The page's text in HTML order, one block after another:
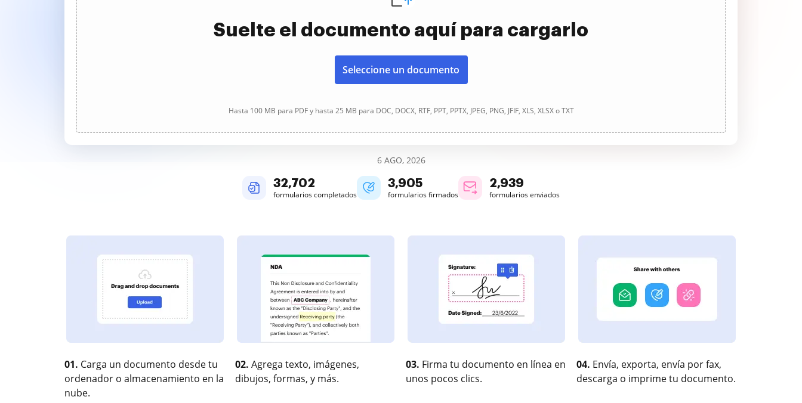
Suelte el documento aquí para cargarlo
Seleccione un documento
Hasta 100 MB para PDF y hasta 25 MB para DOC, DOCX, RTF, PPT, PPTX, JPEG, PNG, JFIF, XLS, XLSX o TXT
6 AGO, 2026
32,702
formularios completados
3,906
formularios firmados
2,939
formularios enviados
01. Carga un documento desde tu
ordenador o almacenamiento en la
nube.
02. Agrega texto, imágenes,
dibujos, formas, y más.
03. Firma tu documento en línea en
unos pocos clics.
04. Envía, exporta, envía por fax,
descarga o imprime tu documento.